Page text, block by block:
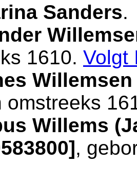
Sanders.
1610. Volgt
omstreeks
Willems
,